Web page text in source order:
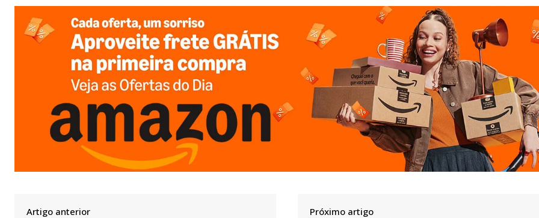
Artigo anterior Próximo artigo